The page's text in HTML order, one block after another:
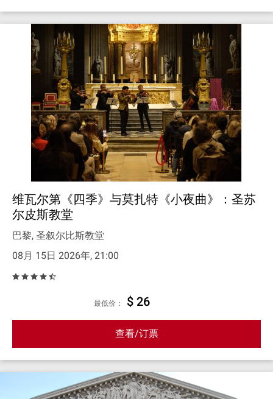
维瓦尔第《四季》与莫扎特《小夜曲》：圣苏
尔皮斯教堂
巴黎, 圣叙尔比斯教堂
08月 15日 2026年, 21:00
最低价： $ 26
查看/订票